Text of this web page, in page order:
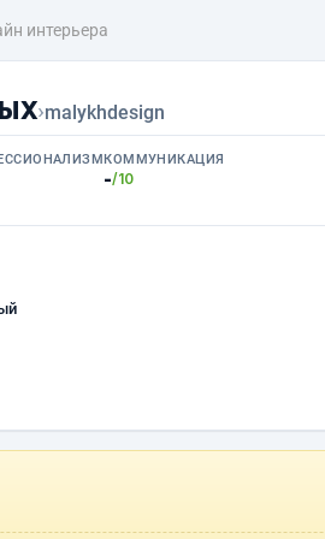
интерьера
›malykhdesign
КОММУНИКАЦИЯ
-/10